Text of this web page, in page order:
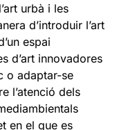
urbà i les
d’introduir l’art
espai
d’art innovadores
o adaptar-se
l’atenció dels
en el que es